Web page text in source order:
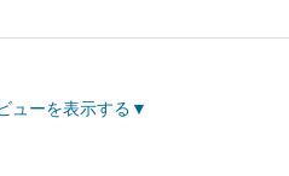
ューを表示する